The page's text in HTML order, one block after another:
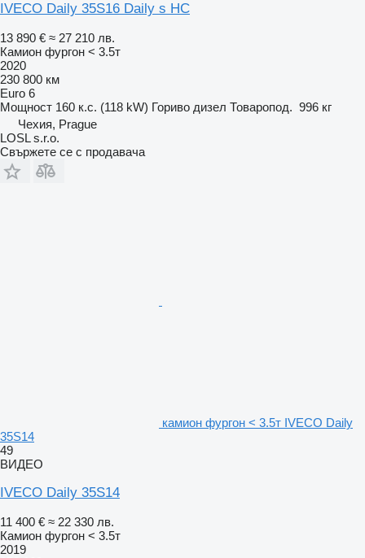
IVECO Daily 35S16 Daily s HC
13 890 € ≈ 27 210 лв.
Камион фургон < 3.5т
2020
230 800 км
Euro 6
Мощност 160 к.с. (118 kW) Гориво дизел Товаропод. 996 кг
Чехия, Prague
LOSL s.r.o.
Свържете се с продавача
камион фургон < 3.5т IVECO Daily
35S14
49
ВИДЕО
IVECO Daily 35S14
11 400 € ≈ 22 330 лв.
Камион фургон < 3.5т
2019